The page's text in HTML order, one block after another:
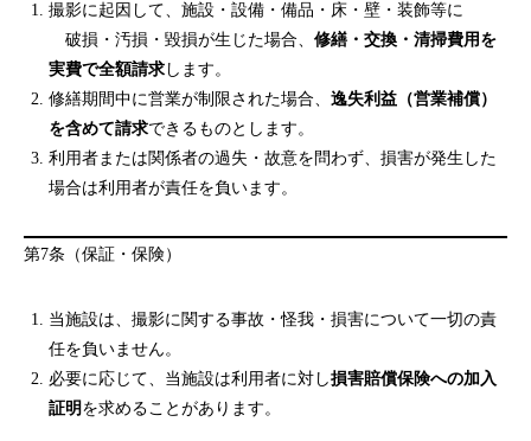
撮影に起因して、施設・設備・備品・床・壁・装飾等に
破損・汚損・毀損が生じた場合、 修繕・交換・清掃費用を
実費で全額請求 します。
修繕期間中に営業が制限された場合、 逸失利益（営業補償）
を含めて請求できるものとします。
利用者または関係者の過失・故意を問わず、損害が発生した
場合は利用者が責任を負います。
第7条（保証・保険）
当施設は、撮影に関する事故・怪我・損害について一切の責
任を負いません。
必要に応じて、当施設は利用者に対し損害賠償保険への加入
証明 を求めることがあります。